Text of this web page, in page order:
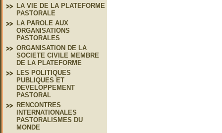
LA VIE DE LA PLATEFORME
PASTORALE
LA PAROLE AUX
ORGANISATIONS
PASTORALES
ORGANISATION DE LA
SOCIETE CIVILE MEMBRE
DE LA PLATEFORME
LES POLITIQUES
PUBLIQUES ET
DEVELOPPEMENT
PASTORAL
RENCONTRES
INTERNATIONALES
PASTORALISMES DU
MONDE